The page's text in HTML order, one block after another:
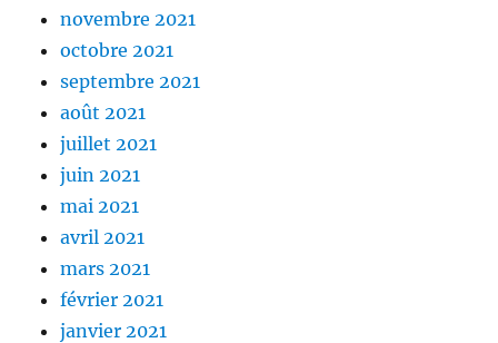
novembre 2021
octobre 2021
septembre 2021
août 2021
juillet 2021
juin 2021
mai 2021
avril 2021
mars 2021
février 2021
janvier 2021